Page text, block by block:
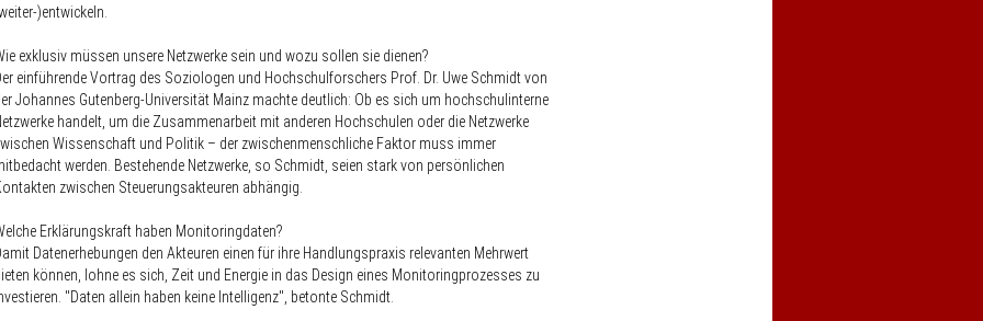
)entwickeln.
exklusiv müssen unsere Netzwerke sein und wozu sollen sie dienen?
einführende Vortrag des Soziologen und Hochschulforschers Prof. Dr. Uwe Schmidt von
Johannes Gutenberg-Universität Mainz machte deutlich: Ob es sich um hochschulinterne
handelt, um die Zusammenarbeit mit anderen Hochschulen oder die Netzwerke
Wissenschaft und Politik – der zwischenmenschliche Faktor muss immer
werden. Bestehende Netzwerke, so Schmidt, seien stark von persönlichen
zwischen Steuerungsakteuren abhängig.
Erklärungskraft haben Monitoringdaten?
Datenerhebungen den Akteuren einen für ihre Handlungspraxis relevanten Mehrwert
können, lohne es sich, Zeit und Energie in das Design eines Monitoringprozesses zu
"Daten allein haben keine Intelligenz", betonte Schmidt.